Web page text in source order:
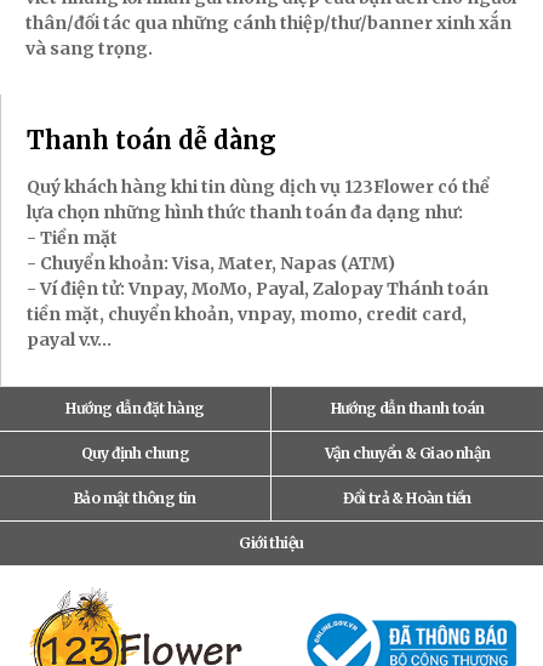
thân/đối tác qua những cánh thiệp/thư/banner xinh xắn
và sang trọng.
Thanh toán dễ dàng
Quý khách hàng khi tin dùng dịch vụ 123Flower có thể
lựa chọn những hình thức thanh toán đa dạng như:
- Tiền mặt
- Chuyển khoản: Visa, Mater, Napas (ATM)
- Ví điện tử: Vnpay, MoMo, Payal, Zalopay Thánh toán
tiền mặt, chuyển khoản, vnpay, momo, credit card,
payal v.v...
Hướng dẫn đặt hàng Hướng dẫn thanh toán
Quy định chung Vận chuyển & Giao nhận
Bảo mật thông tin Đổi trả & Hoàn tiền
Giới thiệu